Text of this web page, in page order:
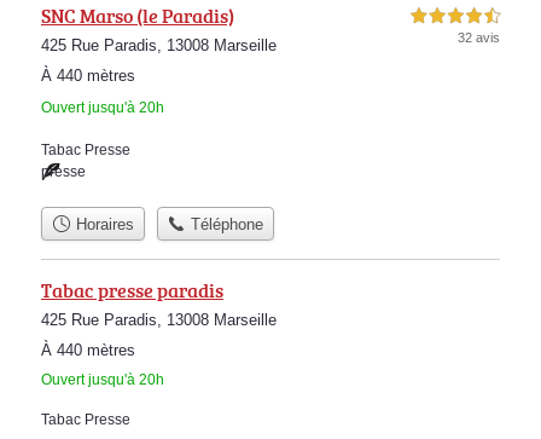
SNC Marso (le Paradis)
425 Rue Paradis, 13008 Marseille
À 440 mètres
Ouvert jusqu'à 20h
4,5 étoiles sur 5
32 avis
Tabac Presse
presse
Horaires Téléphone
Tabac presse paradis
425 Rue Paradis, 13008 Marseille
À 440 mètres
Ouvert jusqu'à 20h
Tabac Presse